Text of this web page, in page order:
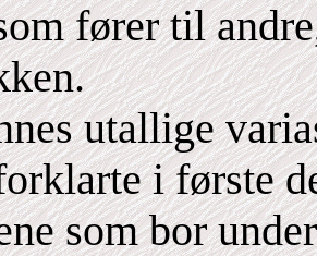
fører til
utallige
i første
som bor